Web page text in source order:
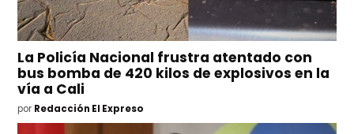
La Policía Nacional frustra atentado con
bus bomba de 420 kilos de explosivos en la
vía a Cali
por Redacción El Expreso